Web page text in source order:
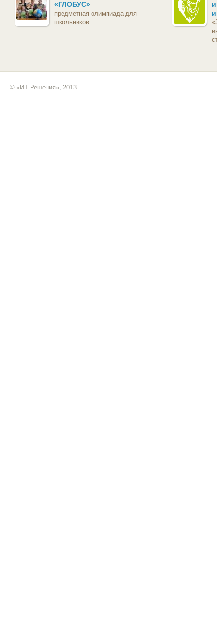
«ГЛОБУС»
предметная олимпиада для
школьников.
© «ИТ Решения», 2013